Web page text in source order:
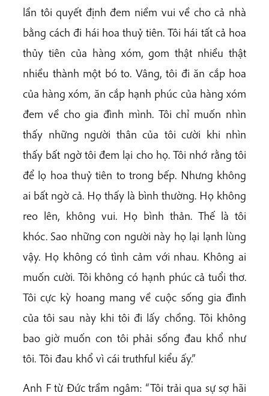
lần tôi quyết định đem niềm vui về cho cả nhà
bằng cách đi hái hoa thuỷ tiên. Tôi hái tất cả hoa
thủy tiên của hàng xóm, gom thật nhiều thật
nhiều thành một bó to. Vâng, tôi đi ăn cắp hoa
của hàng xóm, ăn cắp hạnh phúc của hàng xóm
đem về cho gia đình mình. Tôi chỉ muốn nhìn
thấy những người thân của tôi cười khi nhìn
thấy bất ngờ tôi đem lại cho họ. Tôi nhớ rằng tôi
để lọ hoa thuỷ tiên to trong bếp. Nhưng không
ai bất ngờ cả. Họ thấy là bình thường. Họ không
reo lên, không vui. Họ bình thản. Thế là tôi
khóc. Sao những con người này họ lại lạnh lùng
vậy. Họ không có tình cảm với nhau. Không ai
muốn cười. Tôi không có hạnh phúc cả tuổi thơ.
Tôi cực kỳ hoang mang về cuộc sống gia đình
của tôi sau này khi tôi đi lấy chồng. Tôi không
bao giờ muốn con tôi phải sống đau khổ như
tôi. Tôi đau khổ vì cái truthful kiểu ấy.”
Anh F từ Đức trầm ngâm: “Tôi trải qua sự sợ hãi